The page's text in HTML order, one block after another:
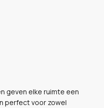
geven elke ruimte een
perfect voor zowel